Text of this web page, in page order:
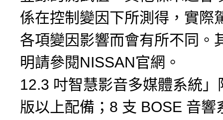
係在控制變因下所測得，實際
各項變因影響而會有所不同。
明請參閱NISSAN官網。
12.3 吋智慧影音多媒體系統」
版以上配備；8 支 BOSE 音響